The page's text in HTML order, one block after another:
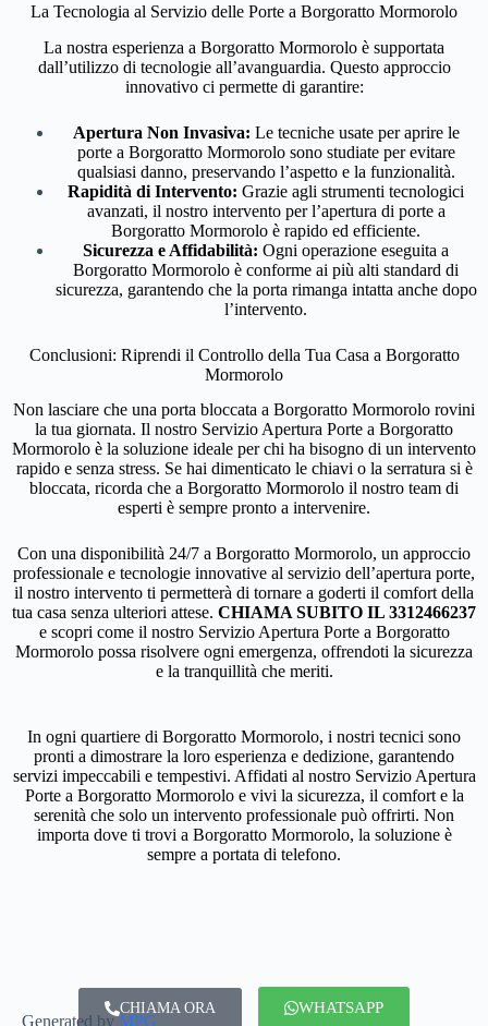
La Tecnologia al Servizio delle Porte a Borgoratto Mormorolo
La nostra esperienza a Borgoratto Mormorolo è supportata
dall’utilizzo di tecnologie all’avanguardia. Questo approccio
innovativo ci permette di garantire:
Apertura Non Invasiva: Le tecniche usate per aprire le
porte a Borgoratto Mormorolo sono studiate per evitare
qualsiasi danno, preservando l’aspetto e la funzionalità.
Rapidità di Intervento: Grazie agli strumenti tecnologici
avanzati, il nostro intervento per l’apertura di porte a
Borgoratto Mormorolo è rapido ed efficiente.
Sicurezza e Affidabilità: Ogni operazione eseguita a
Borgoratto Mormorolo è conforme ai più alti standard di
sicurezza, garantendo che la porta rimanga intatta anche dopo
l’intervento.
Conclusioni: Riprendi il Controllo della Tua Casa a Borgoratto
Mormorolo
Non lasciare che una porta bloccata a Borgoratto Mormorolo rovini
la tua giornata. Il nostro Servizio Apertura Porte a Borgoratto
Mormorolo è la soluzione ideale per chi ha bisogno di un intervento
rapido e senza stress. Se hai dimenticato le chiavi o la serratura si è
bloccata, ricorda che a Borgoratto Mormorolo il nostro team di
esperti è sempre pronto a intervenire.
Con una disponibilità 24/7 a Borgoratto Mormorolo, un approccio
professionale e tecnologie innovative al servizio dell’apertura porte,
il nostro intervento ti permetterà di tornare a goderti il comfort della
tua casa senza ulteriori attese. CHIAMA SUBITO IL 3312466237
e scopri come il nostro Servizio Apertura Porte a Borgoratto
Mormorolo possa risolvere ogni emergenza, offrendoti la sicurezza
e la tranquillità che meriti.
In ogni quartiere di Borgoratto Mormorolo, i nostri tecnici sono
pronti a dimostrare la loro esperienza e dedizione, garantendo
servizi impeccabili e tempestivi. Affidati al nostro Servizio Apertura
Porte a Borgoratto Mormorolo e vivi la sicurezza, il comfort e la
serenità che solo un intervento professionale può offrirti. Non
importa dove ti trovi a Borgoratto Mormorolo, la soluzione è
sempre a portata di telefono.
CHIAMA ORA WHATSAPP
Generated byMPG